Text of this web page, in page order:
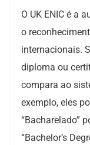
O UK ENIC é a
o
internacionais.
diploma ou
compara ao
exemplo, eles
“Bacharelado”
“Bachelor’s